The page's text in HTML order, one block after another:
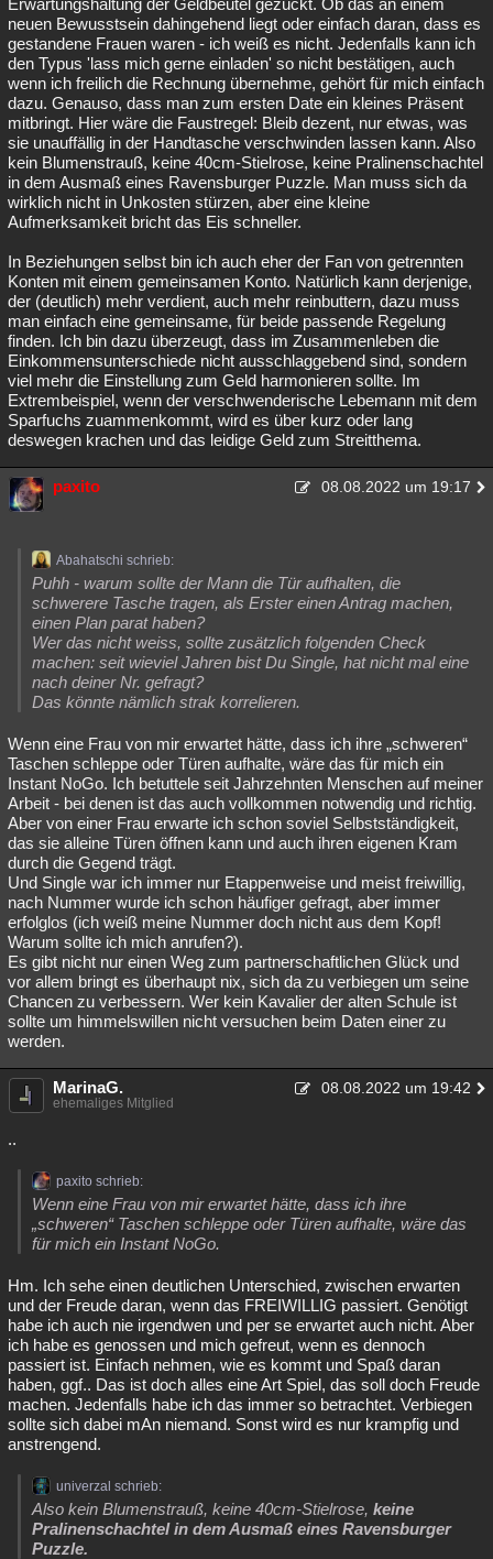
neuen Bewusstsein dahingehend liegt oder einfach daran, dass es
gestandene Frauen waren - ich weiß es nicht. Jedenfalls kann ich
den Typus 'lass mich gerne einladen' so nicht bestätigen, auch
wenn ich freilich die Rechnung übernehme, gehört für mich einfach
dazu. Genauso, dass man zum ersten Date ein kleines Präsent
mitbringt. Hier wäre die Faustregel: Bleib dezent, nur etwas, was
sie unauffällig in der Handtasche verschwinden lassen kann. Also
kein Blumenstrauß, keine 40cm-Stielrose, keine Pralinenschachtel
in dem Ausmaß eines Ravensburger Puzzle. Man muss sich da
wirklich nicht in Unkosten stürzen, aber eine kleine
Aufmerksamkeit bricht das Eis schneller.
In Beziehungen selbst bin ich auch eher der Fan von getrennten
Konten mit einem gemeinsamen Konto. Natürlich kann derjenige,
der (deutlich) mehr verdient, auch mehr reinbuttern, dazu muss
man einfach eine gemeinsame, für beide passende Regelung
finden. Ich bin dazu überzeugt, dass im Zusammenleben die
Einkommensunterschiede nicht ausschlaggebend sind, sondern
viel mehr die Einstellung zum Geld harmonieren sollte. Im
Extrembeispiel, wenn der verschwenderische Lebemann mit dem
Sparfuchs zuammenkommt, wird es über kurz oder lang
deswegen krachen und das leidige Geld zum Streitthema.
paxito 08.08.2022 um 19:17
Abahatschi schrieb:
Puhh - warum sollte der Mann die Tür aufhalten, die
schwerere Tasche tragen, als Erster einen Antrag machen,
einen Plan parat haben?
Wer das nicht weiss, sollte zusätzlich folgenden Check
machen: seit wieviel Jahren bist Du Single, hat nicht mal eine
nach deiner Nr. gefragt?
Das könnte nämlich strak korrelieren.
Wenn eine Frau von mir erwartet hätte, dass ich ihre „schweren“
Taschen schleppe oder Türen aufhalte, wäre das für mich ein
Instant NoGo. Ich betuttele seit Jahrzehnten Menschen auf meiner
Arbeit - bei denen ist das auch vollkommen notwendig und richtig.
Aber von einer Frau erwarte ich schon soviel Selbstständigkeit,
das sie alleine Türen öffnen kann und auch ihren eigenen Kram
durch die Gegend trägt.
Und Single war ich immer nur Etappenweise und meist freiwillig,
nach Nummer wurde ich schon häufiger gefragt, aber immer
erfolglos (ich weiß meine Nummer doch nicht aus dem Kopf!
Warum sollte ich mich anrufen?).
Es gibt nicht nur einen Weg zum partnerschaftlichen Glück und
vor allem bringt es überhaupt nix, sich da zu verbiegen um seine
Chancen zu verbessern. Wer kein Kavalier der alten Schule ist
sollte um himmelswillen nicht versuchen beim Daten einer zu
werden.
MarinaG. 08.08.2022 um 19:42
ehemaliges Mitglied
..
paxito schrieb:
Wenn eine Frau von mir erwartet hätte, dass ich ihre
„schweren“ Taschen schleppe oder Türen aufhalte, wäre das
für mich ein Instant NoGo.
Hm. Ich sehe einen deutlichen Unterschied, zwischen erwarten
und der Freude daran, wenn das FREIWILLIG passiert. Genötigt
habe ich auch nie irgendwen und per se erwartet auch nicht. Aber
ich habe es genossen und mich gefreut, wenn es dennoch
passiert ist. Einfach nehmen, wie es kommt und Spaß daran
haben, ggf.. Das ist doch alles eine Art Spiel, das soll doch Freude
machen. Jedenfalls habe ich das immer so betrachtet. Verbiegen
sollte sich dabei mAn niemand. Sonst wird es nur krampfig und
anstrengend.
univerzal schrieb:
Also kein Blumenstrauß, keine 40cm-Stielrose, keine
Pralinenschachtel in dem Ausmaß eines Ravensburger
Puzzle.